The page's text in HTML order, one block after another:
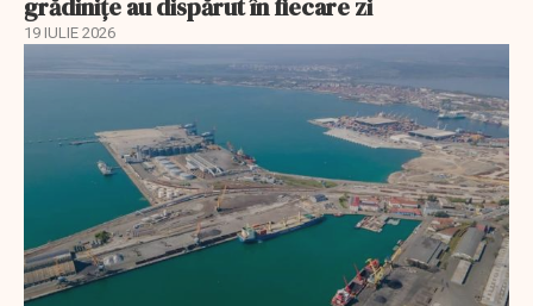
grădinițe au dispărut în fiecare zi
19 IULIE 2026